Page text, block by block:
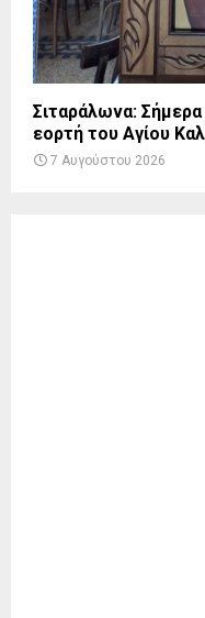
Σιταράλωνα: Σήμερα
εορτή του Αγίου
7 Αυγούστου 2026